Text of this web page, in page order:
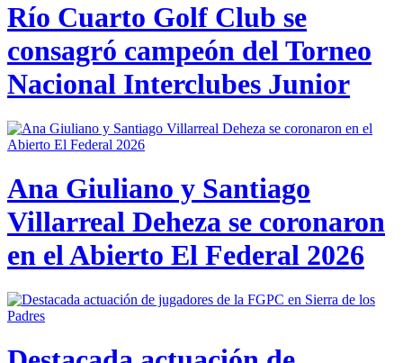
Río Cuarto Golf Club se
consagró campeón del Torneo
Nacional Interclubes Junior
Ana Giuliano y Santiago
Villarreal Deheza se coronaron
en el Abierto El Federal 2026